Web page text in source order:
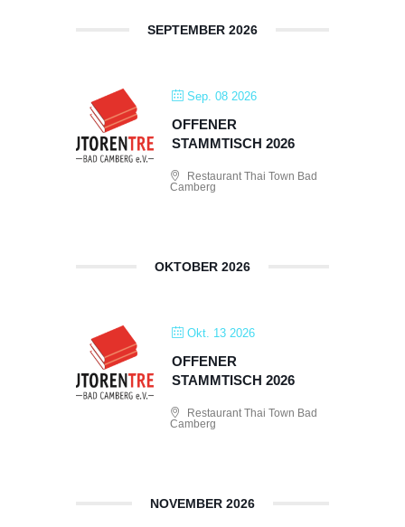
SEPTEMBER 2026
Sep. 08 2026
OFFENER
STAMMTISCH 2026
Restaurant Thai Town Bad
Camberg
OKTOBER 2026
Okt. 13 2026
OFFENER
STAMMTISCH 2026
Restaurant Thai Town Bad
Camberg
NOVEMBER 2026